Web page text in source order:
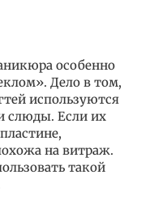
особенно
Дело в том,
используются
слюды. Если их
на витраж.
такой